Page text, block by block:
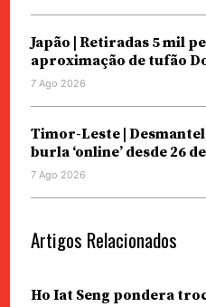
Japão | Retiradas 5 mil
aproximação de tufão
7 Ago 2026
Timor-Leste |
burla ‘online’ desde 26
7 Ago 2026
Artigos Relacionados
Ho Iat Seng pondera